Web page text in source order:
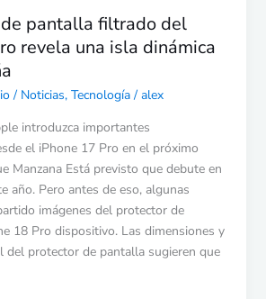
pantalla filtrado del
revela una isla dinámica
/ Noticias, Tecnología/ alex
introduzca importantes
el iPhone 17 Pro en el próximo
Manzana Está previsto que debute en
año. Pero antes de eso, algunas
imágenes del protector de
18 Pro dispositivo. Las dimensiones y
del protector de pantalla sugieren que